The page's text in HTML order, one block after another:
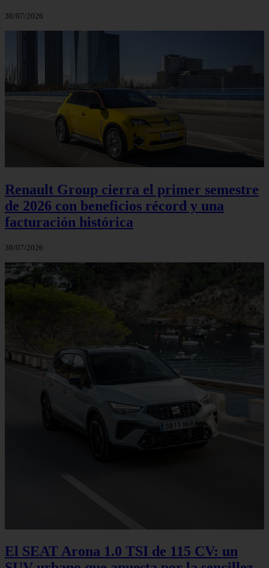
30/07/2026
Renault Group cierra el primer semestre
de 2026 con beneficios récord y una
facturación histórica
30/07/2026
El SEAT Arona 1.0 TSI de 115 CV: un